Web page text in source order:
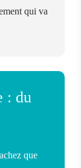
qui va
: du
que